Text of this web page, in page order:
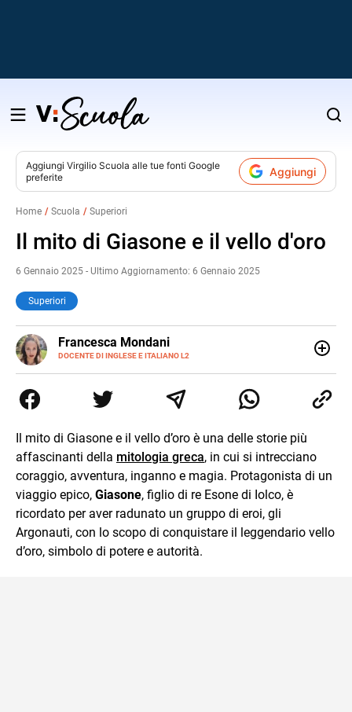
Salta
contenuto
Aggiungi Virgilio Scuola alle tue fonti Google
preferite
Aggiungi
Home Scuola Superiori
Il mito di Giasone e il vello d'oro
6 Gennaio 2025 - Ultimo Aggiornamento: 6 Gennaio 2025
Superiori
Francesca Mondani
DOCENTE DI INGLESE E ITALIANO L2
LINKEDIN
INSTAGRAM
secondaria di secondo grado. Mi occupo inoltre di
traduzioni, SEO Onsite e contenuti per il web. Amo i saggi
della sintesi.
Il mito di Giasone e il vello d’oro è una delle storie più
affascinanti della mitologia greca, in cui si intrecciano
coraggio, avventura, inganno e magia. Protagonista di un
viaggio epico, Giasone, figlio di re Esone di Iolco, è
ricordato per aver radunato un gruppo di eroi, gli
Argonauti, con lo scopo di conquistare il leggendario vello
d’oro, simbolo di potere e autorità.